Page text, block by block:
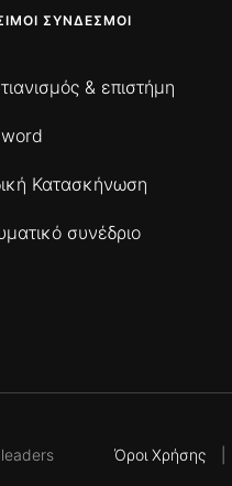
ΣΎΝΔΕΣΜΟΙ
& επιστήμη
Κατασκήνωση
συνέδριο
Όροι Χρήσης|